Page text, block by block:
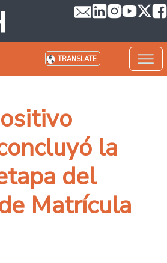
TRANSLATE
la
del
Matrícula